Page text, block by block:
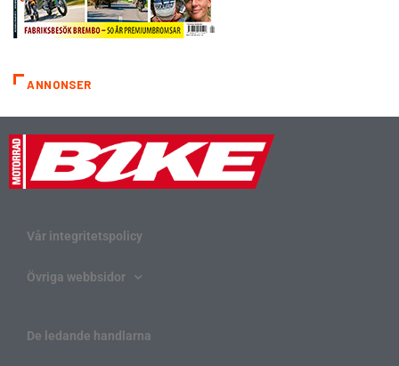
ANNONSER
Vår integritetspolicy
Övriga webbsidor
De ledande handlarna